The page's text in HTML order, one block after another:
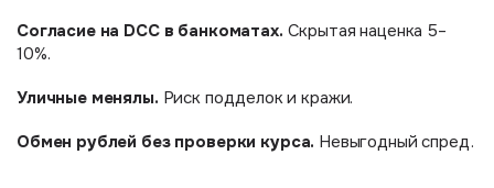
Согласие на DCC в банкоматах. Скрытая наценка 5–
10%.
Уличные менялы. Риск подделок и кражи.
Обмен рублей без проверки курса. Невыгодный спред.